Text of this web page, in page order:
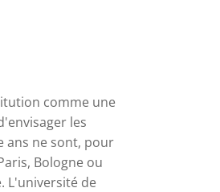
comme une
les
ans ne sont, pour
Bologne ou
L'université de